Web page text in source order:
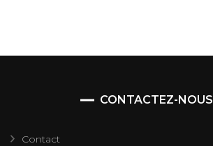
CONTACTEZ-NOUS
Contact